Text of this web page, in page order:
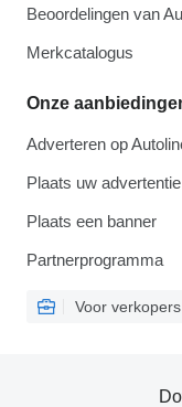
Beoordelingen van
Merkcatalogus
Onze
Adverteren op
Plaats uw advertentie
Plaats een banner
Partnerprogramma
Voor verkopers